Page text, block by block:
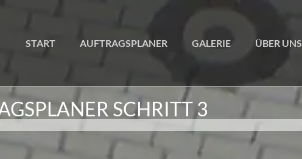
START AUFTRAGSPLANER GALERIE ÜBER UNS
SCHRITT 3